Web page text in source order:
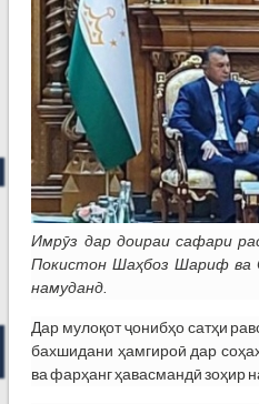
Имрӯз дар доираи сафари
Покистон Шаҳбоз Шариф ва
намуданд.
Дар мулоқот ҷонибҳо сатҳи
бахшидани ҳамгироӣ дар
ва фарҳанг ҳавасмандӣ зоҳир